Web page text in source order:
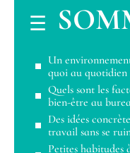
Un
quoi au quotidien
Quels sont les
bien-être au
Des idées
travail sans se
Petites